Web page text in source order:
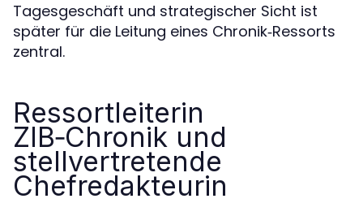
Tagesgeschäft und strategischer Sicht ist
später für die Leitung eines Chronik‑Ressorts
zentral.
Ressortleiterin
ZIB‑Chronik und
stellvertretende
Chefredakteurin